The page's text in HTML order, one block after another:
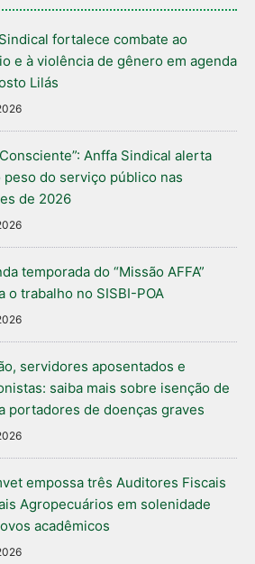
fortalece combate ao
e à violência de gênero em agenda
Lilás
Anffa Sindical alerta
peso do serviço público nas
de 2026
temporada do “Missão AFFA”
o trabalho no SISBI-POA
servidores aposentados e
saiba mais sobre isenção de
portadores de doenças graves
empossa três Auditores Fiscais
Agropecuários em solenidade
acadêmicos